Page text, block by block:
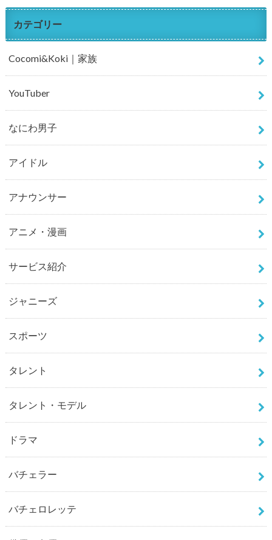
カテゴリー
Cocomi&Koki｜家族
YouTuber
なにわ男子
アイドル
アナウンサー
アニメ・漫画
サービス紹介
ジャニーズ
スポーツ
タレント
タレント・モデル
ドラマ
バチェラー
バチェロレッテ